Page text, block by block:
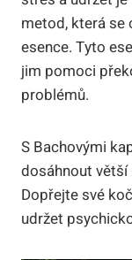
metod, která se
esence. Tyto
jim pomoci
problémů.
S Bachovými
dosáhnout větší
Dopřejte své
udržet